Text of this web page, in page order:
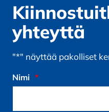
yhteyttä
"*" näyttää pakolliset
Nimi *